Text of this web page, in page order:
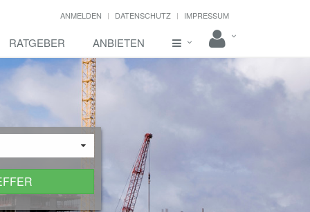
ANMELDEN DATENSCHUTZ IMPRESSUM
RATGEBER ANBIETEN